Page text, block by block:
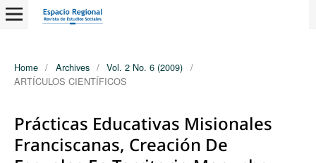
Home / Archives / Vol. 2 No. 6 (2009) /
ARTÍCULOS CIENTÍFICOS
Prácticas Educativas Misionales
Franciscanas, Creación De